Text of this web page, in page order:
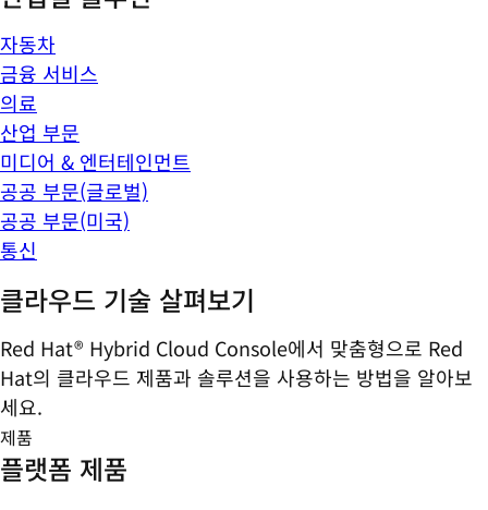
자동차
금융 서비스
의료
산업 부문
미디어 & 엔터테인먼트
공공 부문(글로벌)
공공 부문(미국)
통신
클라우드 기술 살펴보기
Red Hat® Hybrid Cloud Console에서 맞춤형으로 Red
Hat의 클라우드 제품과 솔루션을 사용하는 방법을 알아보
세요.
제품
플랫폼 제품